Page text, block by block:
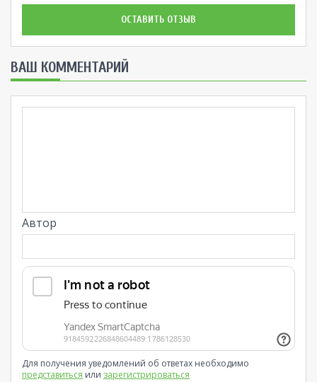
ОСТАВИТЬ ОТЗЫВ
ВАШ КОММЕНТАРИЙ
Автор
Для получения уведомлений об ответах необходимо
представиться или зарегистрироваться